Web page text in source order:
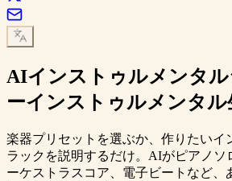
AIインストゥルメンタ
ーインストゥルメンタル
楽器プリセットを選ぶか、作りたいイ
ラックを説明するだけ。AIがピアノソ
ーケストラスコア、電子ビートなど、